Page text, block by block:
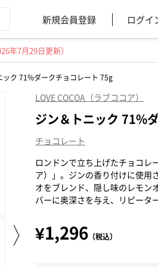
新規会員登録 ログイ
年7月29日更新）
ック 71%ダークチョコレート 75g
LOVE COCOA（ラブココア）
ジン＆トニック 71%
チョコレート
ロンドンで立ち上げたチョコレ
ア）」。ジンの香り付けに使用
オをブレンド、隠し味のレモン
バーに奥深さを与え、リピータ
¥1,296 （税込）